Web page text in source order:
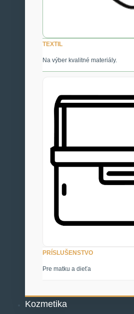
TEXTIL
Na výber kvalitné materiály.
PRÍSLUŠENSTVO
Pre matku a dieťa
Kozmetika